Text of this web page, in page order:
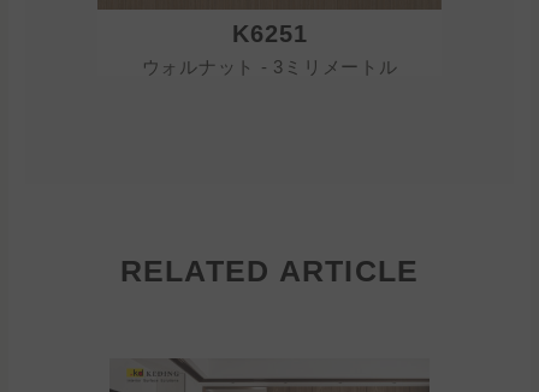
K6251
ウォルナット - 3ミリメートル
RELATED ARTICLE